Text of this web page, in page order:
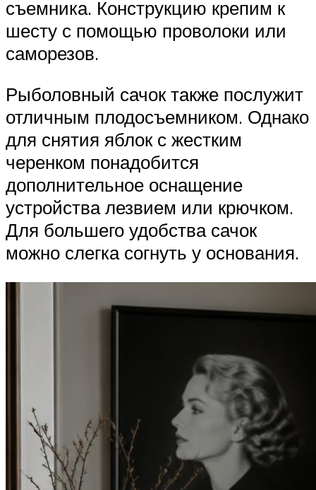
съемника. Конструкцию крепим к
шесту с помощью проволоки или
саморезов.
Рыболовный сачок также послужит
отличным плодосъемником. Однако
для снятия яблок с жестким
черенком понадобится
дополнительное оснащение
устройства лезвием или крючком.
Для большего удобства сачок
можно слегка согнуть у основания.